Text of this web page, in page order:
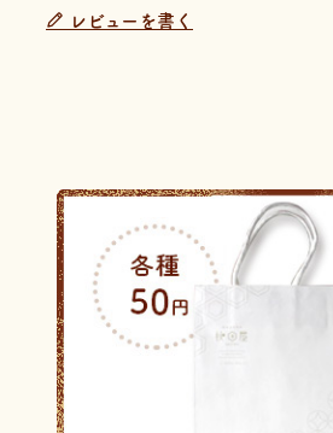
レビューを書く